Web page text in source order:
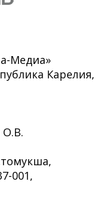
Медиа»
Карелия,
О.В.
001,